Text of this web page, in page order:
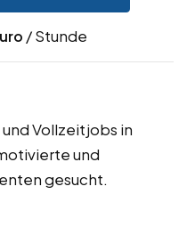
/ Stunde
Vollzeitjobs in
und
gesucht.